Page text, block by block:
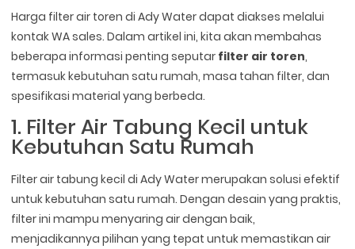
Harga filter air toren di Ady Water dapat diakses melalui
kontak WA sales. Dalam artikel ini, kita akan membahas
beberapa informasi penting seputar filter air toren,
termasuk kebutuhan satu rumah, masa tahan filter, dan
spesifikasi material yang berbeda.
1. Filter Air Tabung Kecil untuk
Kebutuhan Satu Rumah
Filter air tabung kecil di Ady Water merupakan solusi efektif
untuk kebutuhan satu rumah. Dengan desain yang praktis,
filter ini mampu menyaring air dengan baik,
menjadikannya pilihan yang tepat untuk memastikan air